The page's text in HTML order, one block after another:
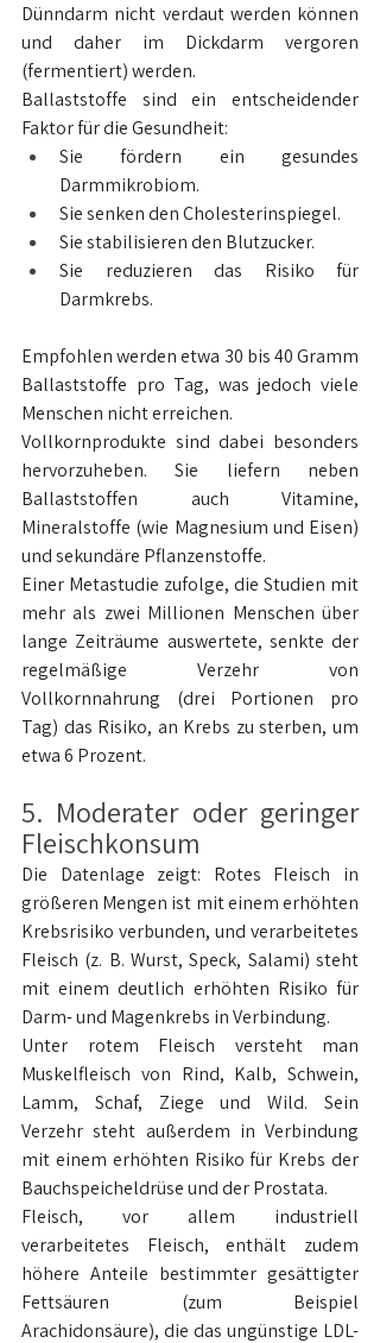
Dünndarm nicht verdaut werden können
und daher im Dickdarm vergoren
(fermentiert) werden.
Ballaststoffe sind ein entscheidender
Faktor für die Gesundheit:
Sie fördern ein gesundes
Darmmikrobiom.
Sie senken den Cholesterinspiegel.
Sie stabilisieren den Blutzucker.
Sie reduzieren das Risiko für
Darmkrebs.
Empfohlen werden etwa 30 bis 40 Gramm
Ballaststoffe pro Tag, was jedoch viele
Menschen nicht erreichen.
Vollkornprodukte sind dabei besonders
hervorzuheben. Sie liefern neben
Ballaststoffen auch Vitamine,
Mineralstoffe (wie Magnesium und Eisen)
und sekundäre Pflanzenstoffe.
Einer Metastudie zufolge, die Studien mit
mehr als zwei Millionen Menschen über
lange Zeiträume auswertete, senkte der
regelmäßige Verzehr von
Vollkornnahrung (drei Portionen pro
Tag) das Risiko, an Krebs zu sterben, um
etwa 6 Prozent.
5. Moderater oder geringer
Fleischkonsum
Die Datenlage zeigt: Rotes Fleisch in
größeren Mengen ist mit einem erhöhten
Krebsrisiko verbunden, und verarbeitetes
Fleisch (z. B. Wurst, Speck, Salami) steht
mit einem deutlich erhöhten Risiko für
Darm- und Magenkrebs in Verbindung.
Unter rotem Fleisch versteht man
Muskelfleisch von Rind, Kalb, Schwein,
Lamm, Schaf, Ziege und Wild. Sein
Verzehr steht außerdem in Verbindung
mit einem erhöhten Risiko für Krebs der
Bauchspeicheldrüse und der Prostata.
Fleisch, vor allem industriell
verarbeitetes Fleisch, enthält zudem
höhere Anteile bestimmter gesättigter
Fettsäuren (zum Beispiel
Arachidonsäure), die das ungünstige LDL-